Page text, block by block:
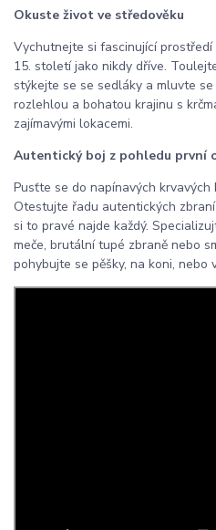
Okuste život ve středověku
Vychutnejte si fascinující
15. století jako nikdy dříve.
stýkejte se se sedláky a mluvte
rozlehlou a bohatou krajinu s
zajímavými lokacemi.
Autentický boj z pohledu první
Pusťte se do napínavých krvavých
Otestujte řadu autentických
si to pravé najde každý.
meče, brutální tupé zbraně nebo
pohybujte se pěšky, na koni, nebo